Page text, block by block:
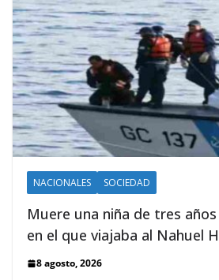
NACIONALES SOCIEDAD
Muere una niña de tres
en el que viajaba al Nahuel
8 agosto, 2026